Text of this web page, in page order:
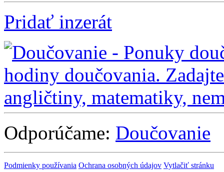
Pridať inzerát
Odporúčame: Doučovanie
Podmienky používania Ochrana osobných údajov Vytlačiť stránku